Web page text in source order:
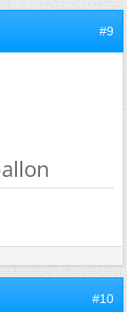
#9
#10